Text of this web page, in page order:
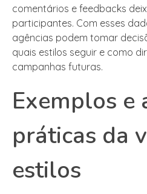
comentários e feedbacks
participantes. Com esses
agências podem tomar
quais estilos seguir e como
campanhas futuras.
Exemplos e
práticas da
estilos